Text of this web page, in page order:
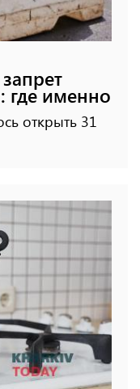
где именно
открыть 31